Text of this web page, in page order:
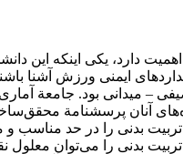
دارد، یکی اینکه
ایمنی ورزش
آنان پرسشنامة
بدنی را در حد مناسب و
بدنی را می‌توان